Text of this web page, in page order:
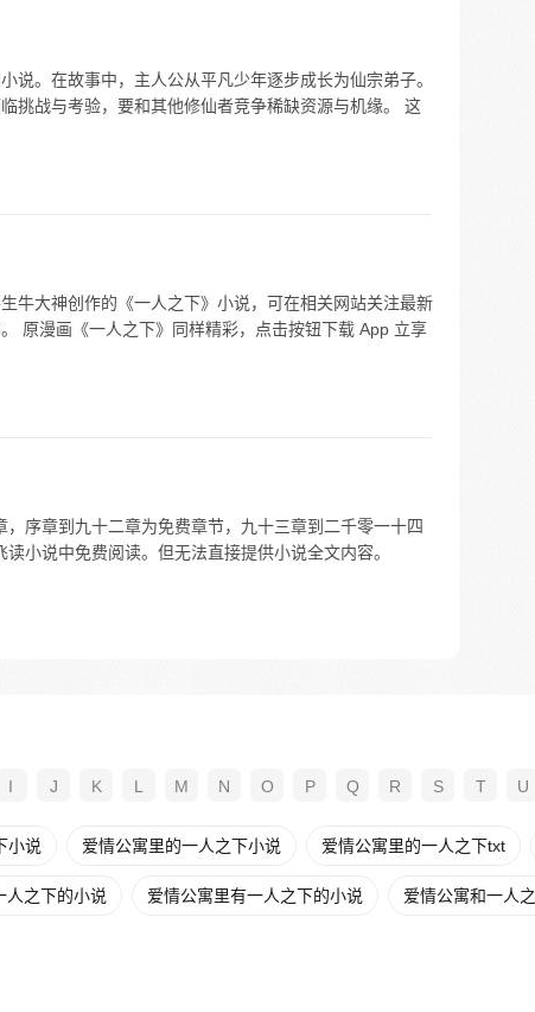
说。在故事中，主人公从平凡少年逐步成长为仙宗弟子。
挑战与考验，要和其他修仙者竞争稀缺资源与机缘。 这
牛大神创作的《一人之下》小说，可在相关网站关注最新
原漫画《一人之下》同样精彩，点击按钮下载 App 立享
序章到九十二章为免费章节，九十三章到二千零一十四
小说中免费阅读。但无法直接提供小说全文内容。
I J K L M N O P Q R S T U
小说 爱情公寓里的一人之下小说 爱情公寓里的一人之下txt
人之下的小说 爱情公寓里有一人之下的小说 爱情公寓和一人